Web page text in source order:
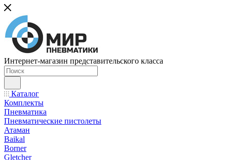
Интернет-магазин представительского класса
Каталог
Комплекты
Пневматика
Пневматические пистолеты
Атаман
Baikal
Borner
Gletcher